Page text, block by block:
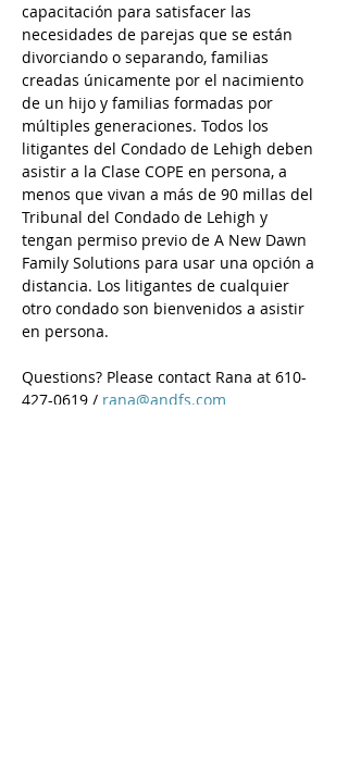
capacitación para satisfacer las
necesidades de parejas que se están
divorciando o separando, familias
creadas únicamente por el nacimiento
de un hijo y familias formadas por
múltiples generaciones. Todos los
litigantes del Condado de Lehigh deben
asistir a la Clase COPE en persona, a
menos que vivan a más de 90 millas del
Tribunal del Condado de Lehigh y
tengan permiso previo de A New Dawn
Family Solutions para usar una opción a
distancia. Los litigantes de cualquier
otro condado son bienvenidos a asistir
en persona.
Questions? Please contact Rana at 610-
427-0619 / rana@andfs.com